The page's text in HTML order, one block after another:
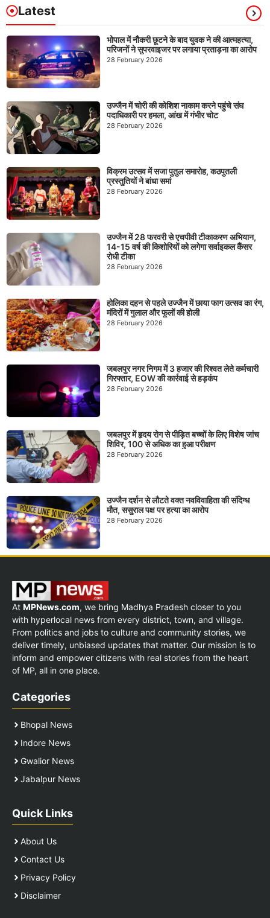
Latest
भोपाल में नौकरी छूटने के बाद युवक ने की आत्महत्या,
परिजनों ने सुपरवाइजर पर लगाया प्रताड़ना का आरोप
28 February 2026
उज्जैन में चोरी की कोशिश नाकाम करने पहुंचे संघ
पदाधिकारी पर हमला, आंख में गंभीर चोट
28 February 2026
विक्रम उत्सव में सजा पुतुल समारोह, कठपुतली
प्रस्तुतियों ने बांधा समां
28 February 2026
उज्जैन में 28 फरवरी से एचपीवी टीकाकरण अभियान,
14-15 वर्ष की किशोरियों को लगेगा सर्वाइकल कैंसर
रोधी टीका
28 February 2026
होलिका दहन से पहले उज्जैन में छाया फाग उत्सव का रंग,
मंदिरों में गुलाल और फूलों की होली
28 February 2026
जबलपुर नगर निगम में 3 हजार की रिश्वत लेते कर्मचारी
गिरफ्तार, EOW की कार्रवाई से हड़कंप
28 February 2026
जबलपुर में हृदय रोग से पीड़ित बच्चों के लिए विशेष जांच
शिविर, 100 से अधिक का हुआ परीक्षण
28 February 2026
उज्जैन दर्शन से लौटते वक्त नवविवाहिता की संदिग्ध
मौत, ससुराल पक्ष पर हत्या का आरोप
28 February 2026
At MPNews.com, we bring Madhya Pradesh closer to you
with hyperlocal news from every district, town, and village.
From politics and jobs to culture and community stories, we
deliver timely, unbiased updates that matter. Our mission is to
inform and empower citizens with real stories from the heart
of MP, all in one place.
Categories
Bhopal News
Indore News
Gwalior News
Jabalpur News
Quick Links
About Us
Contact Us
Privacy Policy
Disclaimer